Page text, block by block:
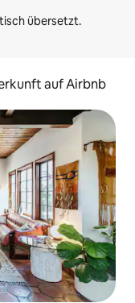
auf Airbnb